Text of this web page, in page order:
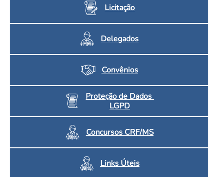
Licitação
Delegados
Convênios
Proteção de Dados
LGPD
Concursos CRF/MS
Links Úteis